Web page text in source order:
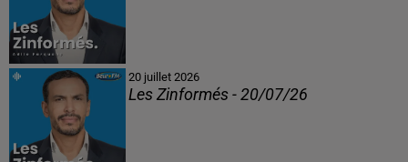
20 juillet 2026
Les Zinformés - 20/07/26